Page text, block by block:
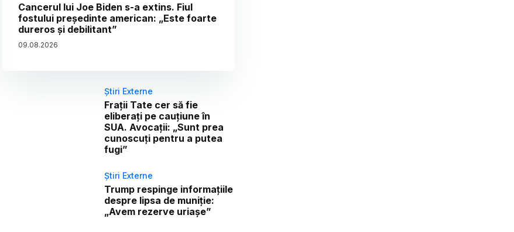
Cancerul lui Joe Biden s-a extins. Fiul
fostului președinte american: „Este foarte
dureros și debilitant”
09.08.2026
Știri Externe
Frații Tate cer să fie
eliberați pe cauțiune în
SUA. Avocații: „Sunt prea
cunoscuți pentru a putea
fugi”
Știri Externe
Trump respinge informațiile
despre lipsa de muniție:
„Avem rezerve uriașe”